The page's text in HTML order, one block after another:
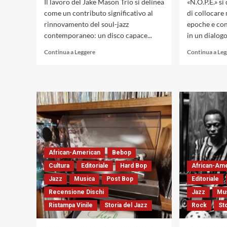
Il lavoro del Jake Mason Trio si delinea
come un contributo significativo al
rinnovamento del soul-jazz
contemporaneo: un disco capace...
Continua a LeggereLeggi
Modern
Ark»
del
Jake
Mason
Trio:
una
rifondazione
contemporanea
del
linguaggio
soul-
jazz
«N.O.P.E.»
di collocare
epoche e
in un
Continua a
African-American
Bebop
Cultura
Editoriale
Hard Bop
Jazz
Musica
Post Bop
Recensione Dischi
Ristampa Vinile
Storia del Jazz
African-
Editoriale
Jazz
Rock